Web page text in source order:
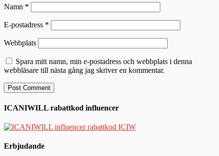
Namn *
E-postadress *
Webbplats
Spara mitt namn, min e-postadress och webbplats i denna
webbläsare till nästa gång jag skriver en kommentar.
ICANIWILL rabattkod influencer
Erbjudande